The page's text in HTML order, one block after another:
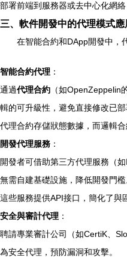
部署前端到服務器或去中心化網
三、軟件開發中的代理模式應
在智能合約和DApp開發中，
智能合約代理 ：
通過代理合約 （如OpenZeppelin
輯的可升級性，避免直接修改已部
代理合約存儲狀態數據，而邏輯
開發代理服務 ：
開發者可借助第三方代理服務（
無需自建基礎設施，降低開發門檻
這些服務提供API接口，簡化了與
安全與審計代理 ：
聘請專業審計公司（如CertiK、
為安全代理，預防漏洞和攻擊。